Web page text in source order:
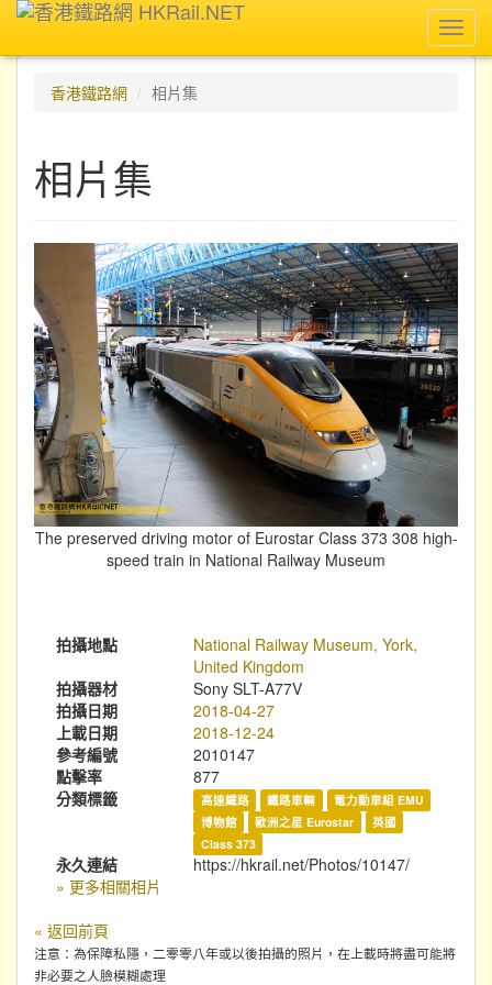
香港鐵路網
相片集
相片集
The preserved driving motor of Eurostar Class 373 308 high-
speed train in National Railway Museum
拍攝地點
National Railway Museum, York,
United Kingdom
拍攝器材
Sony SLT-A77V
拍攝日期
2018-04-27
上載日期
2018-12-24
參考編號
2010147
點擊率
877
分類標籤
高速鐵路 鐵路車輛
電力動車組 EMU
博物館
歐洲之星 Eurostar
英國
Class 373
永久連結
https://hkrail.net/Photos/10147/
» 更多相關相片
« 返回前頁
注意：為保障私隱，二零零八年或以後拍攝的照片，在上載時將盡可能將
非必要之人臉模糊處理